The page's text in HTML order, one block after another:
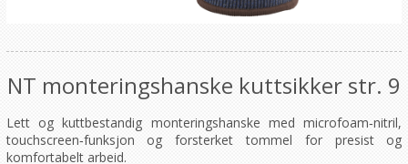
NT monteringshanske kuttsikker str. 9
Lett og kuttbestandig monteringshanske med microfoam‑nitril,
touchscreen‑funksjon og forsterket tommel for presist og
komfortabelt arbeid.